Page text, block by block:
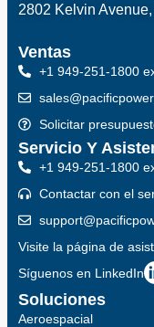
2802 Kelvin
Soluciones
Aeroespacial
Ventas
+1 949-251-1800
Solicitar
Servicio Y
+1 949-251-1800
Contactar con el
Visite la página de
Síguenos en LinkedIn